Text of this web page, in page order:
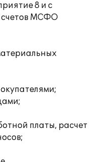
8 и с
счетов МСФО
платы, расчет